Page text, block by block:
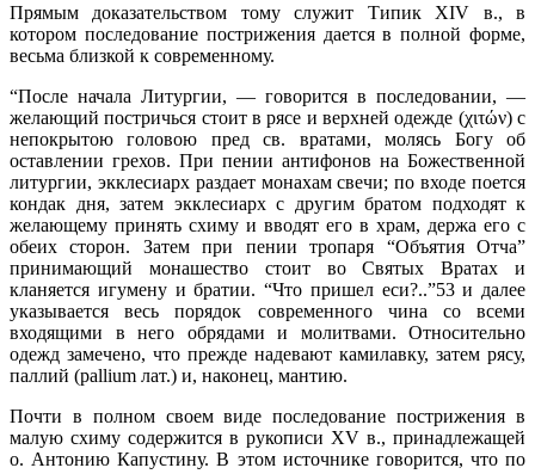
Прямым доказательством тому служит Типик XIV в., в
котором последование пострижения дается в полной форме,
весьма близкой к современному.
“После начала Литургии, — говорится в последовании, —
желающий постричься стоит в рясе и верхней одежде (χιτών) с
непокрытою головою пред св. вратами, молясь Богу об
оставлении грехов. При пении антифонов на Божественной
литургии, экклесиарх раздает монахам свечи; по входе поется
кондак дня, затем экклесиарх с другим братом подходят к
желающему принять схиму и вводят его в храм, держа его с
обеих сторон. Затем при пении тропаря “Объятия Отча”
принимающий монашество стоит во Святых Вратах и
кланяется игумену и братии. “Что пришел еси?..”53 и далее
указывается весь порядок современного чина со всеми
входящими в него обрядами и молитвами. Относительно
одежд замечено, что прежде надевают камилавку, затем рясу,
паллий (pallium лат.) и, наконец, мантию.
Почти в полном своем виде последование пострижения в
малую схиму содержится в рукописи XV в., принадлежащей
о. Антонию Капустину. В этом источнике говорится, что по